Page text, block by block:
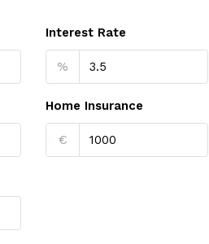
Interest Rate
%
Home Insurance
€